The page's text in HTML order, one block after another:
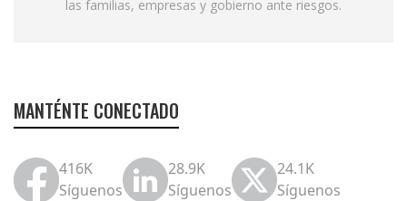
las familias, empresas y gobierno ante riesgos.
MANTÉNTE CONECTADO
416K
Síguenos
28.9K
Síguenos
24.1K
Síguenos